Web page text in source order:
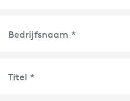
Bedrijfsnaam *
Titel *